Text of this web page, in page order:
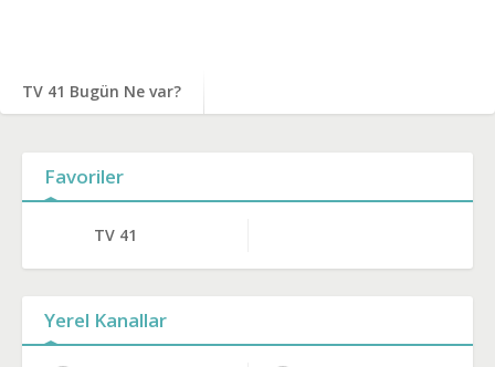
TV 41 Bugün Ne var?
Favoriler
TV 41
Yerel Kanallar